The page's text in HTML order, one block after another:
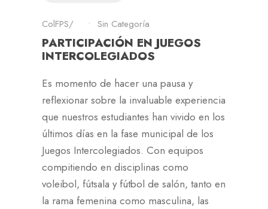
ColFPS • Sin Categoría
PARTICIPACIÓN EN JUEGOS
INTERCOLEGIADOS
Es momento de hacer una pausa y
reflexionar sobre la invaluable experiencia
que nuestros estudiantes han vivido en los
últimos días en la fase municipal de los
Juegos Intercolegiados. Con equipos
compitiendo en disciplinas como
voleibol, fútsala y fútbol de salón, tanto en
la rama femenina como masculina, las